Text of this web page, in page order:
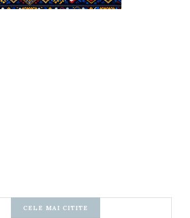
CELE MAI CITITE